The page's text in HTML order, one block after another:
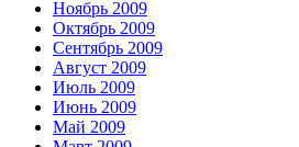
Ноябрь 2009
Октябрь 2009
Сентябрь 2009
Август 2009
Июль 2009
Июнь 2009
Май 2009